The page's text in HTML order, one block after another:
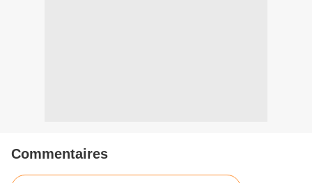
Commentaires